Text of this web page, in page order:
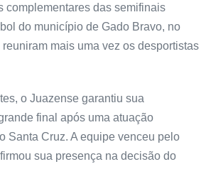
complementares das semifinais
do município de Gado Bravo, no
mais uma vez os desportistas
o Juazense garantiu sua
final após uma atuação
Santa Cruz. A equipe venceu pelo
sua presença na decisão do